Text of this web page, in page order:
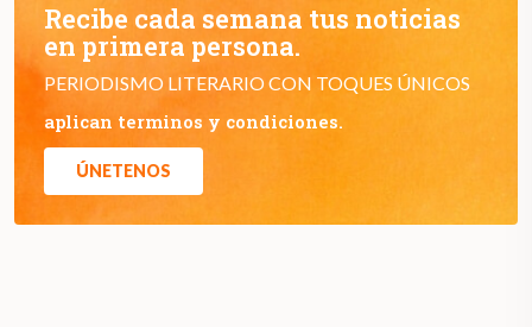
Recibe cada semana tus noticias
en primera persona.
PERIODISMO LITERARIO CON TOQUES ÚNICOS
aplican terminos y condiciones.
ÚNETENOS